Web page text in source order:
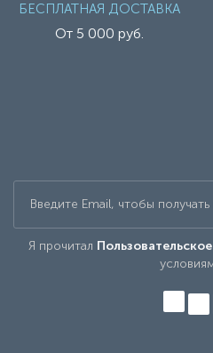
БЕСПЛАТНАЯ ДОСТАВКА
От 5 000 руб.
Я прочитал